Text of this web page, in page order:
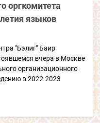
оргкомитета
языков
"Бэлиг" Баир
вчера в Москве
организационного
в 2022-2023